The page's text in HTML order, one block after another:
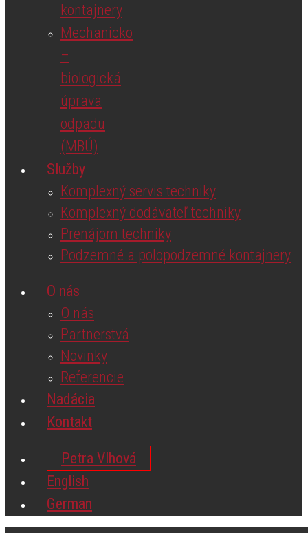
kontajnery
Mechanicko
–
biologická
úprava
odpadu
(MBÚ)
Služby
Komplexný servis techniky
Komplexný dodávateľ techniky
Prenájom techniky
Podzemné a polopodzemné kontajnery
O nás
O nás
Partnerstvá
Novinky
Referencie
Nadácia
Kontakt
Petra Vlhová
English
German